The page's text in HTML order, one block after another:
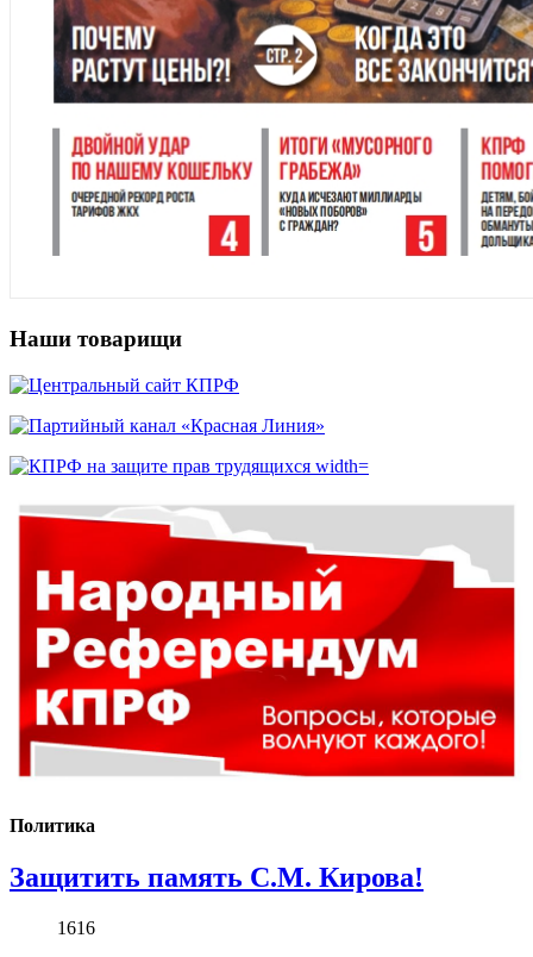
Наши товарищи
Политика
Защитить память С.М. Кирова!
1616